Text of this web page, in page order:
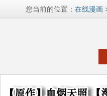
您当前的位置：在线漫画